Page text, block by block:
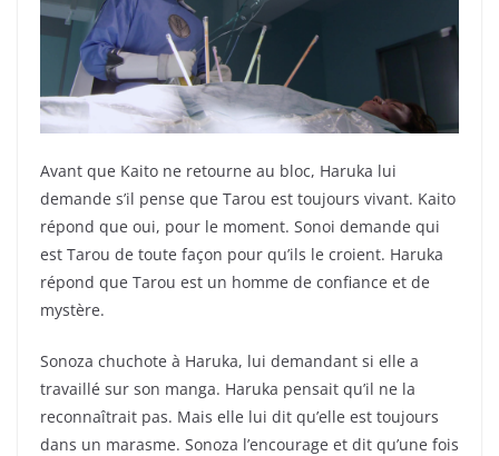
Avant que Kaito ne retourne au bloc, Haruka lui
demande s’il pense que Tarou est toujours vivant. Kaito
répond que oui, pour le moment. Sonoi demande qui
est Tarou de toute façon pour qu’ils le croient. Haruka
répond que Tarou est un homme de confiance et de
mystère.
Sonoza chuchote à Haruka, lui demandant si elle a
travaillé sur son manga. Haruka pensait qu’il ne la
reconnaîtrait pas. Mais elle lui dit qu’elle est toujours
dans un marasme. Sonoza l’encourage et dit qu’une fois